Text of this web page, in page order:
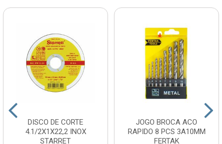
DISCO DE CORTE
4.1/2X1X22,2 INOX
STARRET
JOGO BROCA ACO
RAPIDO 8 PCS 3A10MM
FERTAK